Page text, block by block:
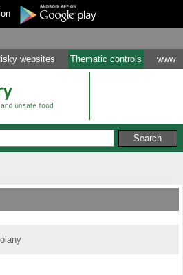
websites Thematic controls www